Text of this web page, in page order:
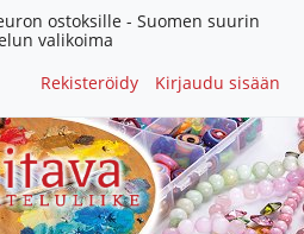
ostoksille - Suomen suurin
valikoima
Rekisteröidy
Kirjaudu sisään